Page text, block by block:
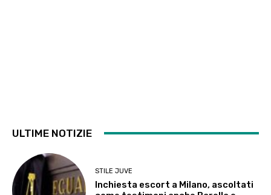
ULTIME NOTIZIE
STILE JUVE
Inchiesta escort a Milano, ascoltati